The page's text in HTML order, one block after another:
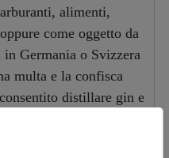
alimenti,
come oggetto da
Germania o Svizzera
multa e la confisca
distillare gin e